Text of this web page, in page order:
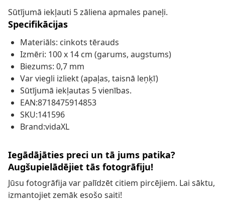
Sūtījumā iekļauti 5 zāliena apmales paneļi.
Specifikācijas
Materiāls: cinkots tērauds
Izmēri: 100 x 14 cm (garums, augstums)
Biezums: 0,7 mm
Var viegli izliekt (apaļas, taisnā leņķī)
Sūtījumā iekļautas 5 vienības.
EAN:8718475914853
SKU:141596
Brand:vidaXL
Iegādājāties preci un tā jums patika?
Augšupielādējiet tās fotogrāfiju!
Jūsu fotogrāfija var palīdzēt citiem pircējiem. Lai sāktu,
izmantojiet zemāk esošo saiti!